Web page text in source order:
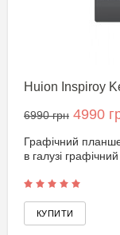
Huion Inspiroy
6990 грн 4990
Графічний
в галузі